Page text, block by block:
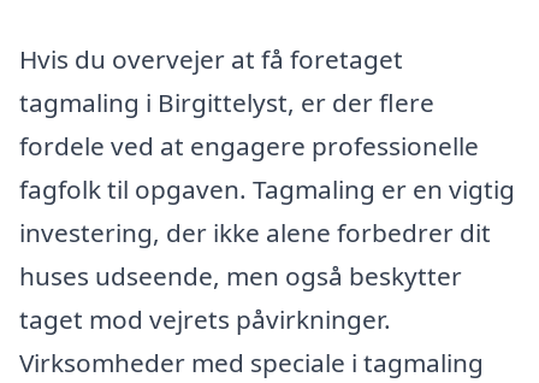
Hvis du overvejer at få foretaget
tagmaling i Birgittelyst, er der flere
fordele ved at engagere professionelle
fagfolk til opgaven. Tagmaling er en vigtig
investering, der ikke alene forbedrer dit
huses udseende, men også beskytter
taget mod vejrets påvirkninger.
Virksomheder med speciale i tagmaling